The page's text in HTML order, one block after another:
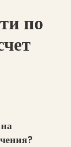
по